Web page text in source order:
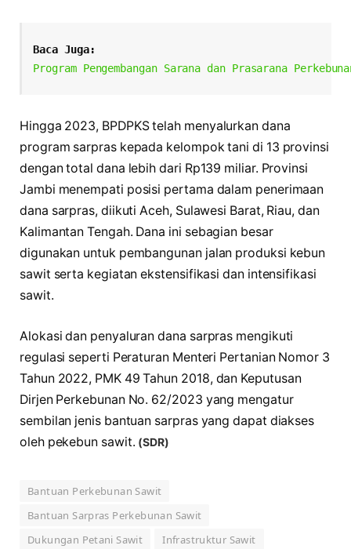
Baca Juga:
Program Pengembangan Sarana dan Prasarana
Hingga 2023, BPDPKS telah menyalurkan dana
program sarpras kepada kelompok tani di 13 provinsi
dengan total dana lebih dari Rp139 miliar. Provinsi
Jambi menempati posisi pertama dalam penerimaan
dana sarpras, diikuti Aceh, Sulawesi Barat, Riau, dan
Kalimantan Tengah. Dana ini sebagian besar
digunakan untuk pembangunan jalan produksi kebun
sawit serta kegiatan ekstensifikasi dan intensifikasi
sawit.
Alokasi dan penyaluran dana sarpras mengikuti
regulasi seperti Peraturan Menteri Pertanian Nomor 3
Tahun 2022, PMK 49 Tahun 2018, dan Keputusan
Dirjen Perkebunan No. 62/2023 yang mengatur
sembilan jenis bantuan sarpras yang dapat diakses
oleh pekebun sawit. (SDR)
Bantuan Perkebunan Sawit
Bantuan Sarpras Perkebunan Sawit
Dukungan Petani Sawit
Infrastruktur Sawit